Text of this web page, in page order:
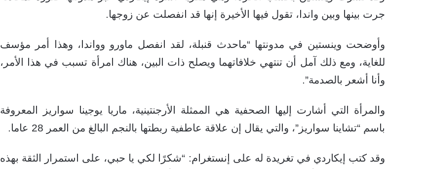
جرت بينها وبين واندا، تقول فيها الأخيرة إنها قد انفصلت عن زوجها.
وأوضحت وينستين في مدونتها “ماحدث قنبلة، لقد انفصل ماورو وواندا، وهذا أمر مؤسف
للغاية، ومع ذلك آمل أن تنتهي خلافاتهما ويصلح ذات البين، هناك امرأة تسبب في هذا الأمر،
وأنا أشعر بالصدمة”.
والمرأة التي أشارت إليها الصحفية هي الممثلة الأرجنتينية، ماريا يوجينا سواريز المعروفة
باسم “تشاينا سواريز”، والتي يقال إن علاقة عاطفية ربطتها بالنجم البالغ من العمر 28 عاما.
وقد كتب إيكاردي في تغريدة له على إنستغرام: “شكرًا لكي يا حبي، على استمرار الثقة بهذه